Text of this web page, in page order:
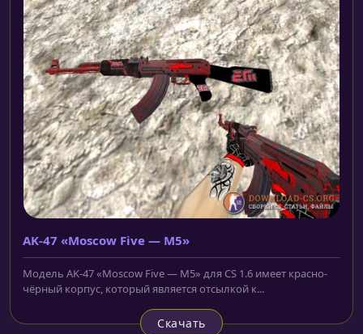
AK-47 «Moscow Five — M5»
Модель AK-47 «Moscow Five — M5» для CS 1.6 имеет красно-
чёрный корпус, который является отсылкой к...
Скачать